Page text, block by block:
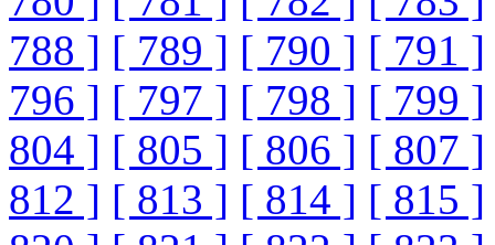
788 ] [ 789 ] [ 790 ] [ 791 ]
796 ] [ 797 ] [ 798 ] [ 799 ]
804 ] [ 805 ] [ 806 ] [ 807 ]
812 ] [ 813 ] [ 814 ] [ 815 ]